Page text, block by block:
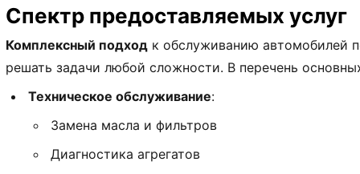
Спектр предоставляемых услуг
Комплексный подход к обслуживанию автомобилей
решать задачи любой сложности. В перечень
Техническое обслуживание:
Замена масла и фильтров
Диагностика агрегатов